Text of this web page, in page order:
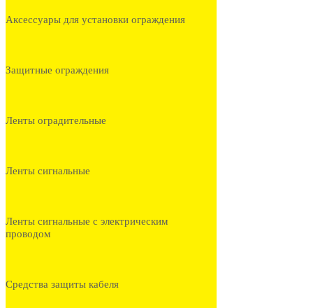
Аксессуары для установки ограждения
Защитные ограждения
Ленты оградительные
Ленты сигнальные
Ленты сигнальные с электрическим
проводом
Средства защиты кабеля